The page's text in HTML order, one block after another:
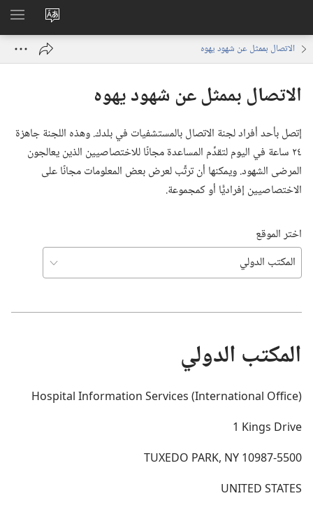
تغيير
لغة
الموقع
الاتصال بممثل عن شهود يهوه
الاتصال بممثل عن شهود يهوه
إتصل بأحد أفراد لجنة الاتصال بالمستشفيات في بلدك.‏ وهذه اللجنة جاهزة
٢٤ ساعة في اليوم لتقدِّم المساعدة مجانًا للاختصاصيين الذين يعالجون
المرضى الشهود.‏ ويمكنها أن ترتِّب لعرض بعض المعلومات مجانًا على
الاختصاصيين إفراديًّا أو كمجموعة.‏
اختر الموقع
المكتب الدولي
Hospital Information Services ‎(‎International Office‎)‎
1‎ Kings Drive
TUXEDO PARK‎,‎ NY 10987‎-‎5500‎
UNITED STATES